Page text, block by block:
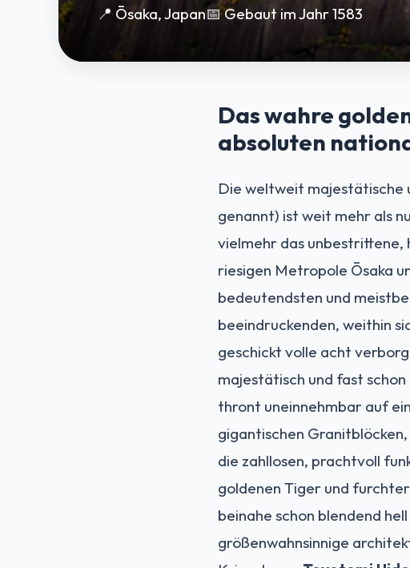
📍 Ōsaka, Japan📅 Gebaut im Jahr 1583
Das wahre
absoluten
Die weltweit majestätische
genannt) ist weit mehr als
vielmehr das
riesigen Metropole Ōsaka
bedeutendsten und
beeindruckenden, weithin
geschickt volle acht
majestätisch und fast
thront uneinnehmbar auf
gigantischen
die zahllosen, prachtvoll
goldenen Tiger und
beinahe schon blendend
größenwahnsinnige